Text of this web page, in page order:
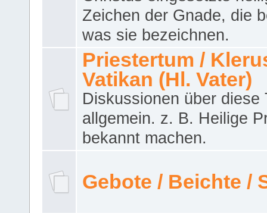
Zeichen der Gnade, die
was sie bezeichnen.
Priestertum /
Vatikan (Hl. Vater)
Diskussionen über diese
allgemein. z. B. Heilige
bekannt machen.
Gebote / Beichte /